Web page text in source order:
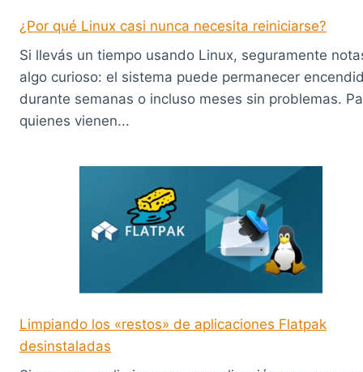
¿Por qué Linux casi nunca necesita reiniciarse?
Si llevás un tiempo usando Linux, seguramente
algo curioso: el sistema puede permanecer
durante semanas o incluso meses sin problemas.
quienes vienen...
Limpiando los «restos» de aplicaciones Flatpak
desinstaladas